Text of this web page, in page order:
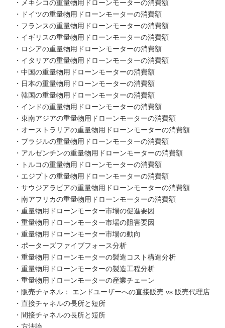
・メキシコの重量物用ドローンモーターの消費額
・ドイツの重量物用ドローンモーターの消費額
・フランスの重量物用ドローンモーターの消費額
・イギリスの重量物用ドローンモーターの消費額
・ロシアの重量物用ドローンモーターの消費額
・イタリアの重量物用ドローンモーターの消費額
・中国の重量物用ドローンモーターの消費額
・日本の重量物用ドローンモーターの消費額
・韓国の重量物用ドローンモーターの消費額
・インドの重量物用ドローンモーターの消費額
・東南アジアの重量物用ドローンモーターの消費額
・オーストラリアの重量物用ドローンモーターの消費額
・ブラジルの重量物用ドローンモーターの消費額
・アルゼンチンの重量物用ドローンモーターの消費額
・トルコの重量物用ドローンモーターの消費額
・エジプトの重量物用ドローンモーターの消費額
・サウジアラビアの重量物用ドローンモーターの消費額
・南アフリカの重量物用ドローンモーターの消費額
・重量物用ドローンモーター市場の促進要因
・重量物用ドローンモーター市場の阻害要因
・重量物用ドローンモーター市場の動向
・ポーターズファイブフォース分析
・重量物用ドローンモーターの製造コスト構造分析
・重量物用ドローンモーターの製造工程分析
・重量物用ドローンモーターの産業チェーン
・販売チャネル： エンドユーザーへの直接販売 vs 販売代理店
・直接チャネルの長所と短所
・間接チャネルの長所と短所